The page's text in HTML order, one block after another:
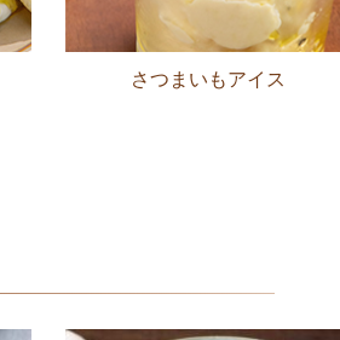
さつまいもアイス